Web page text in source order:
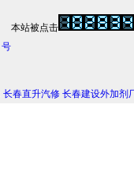
本站被点击
号
长春直升汽修 长春建设外加剂